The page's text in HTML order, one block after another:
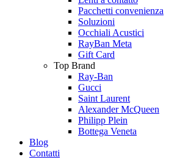
Pacchetti convenienza
Soluzioni
Occhiali Acustici
RayBan Meta
Gift Card
Top Brand
Ray-Ban
Gucci
Saint Laurent
Alexander McQueen
Philipp Plein
Bottega Veneta
Blog
Contatti